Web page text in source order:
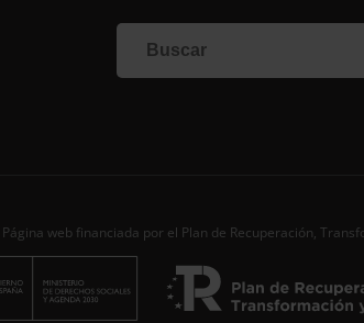
Página web financiada por el Plan de Recuperación,